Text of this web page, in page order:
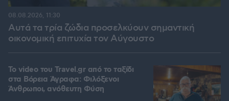
Αυτά τα τρία ζώδια προσελκύουν σημαντική
οικονομική επιτυχία τον Αύγουστο
08.08.2026, 11:30
To video του Travel.gr από το ταξίδι
στα Βόρεια Άγραφα: Φιλόξενοι
Άνθρωποι, ανόθευτη Φύση